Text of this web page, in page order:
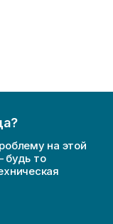
на этой
будь то